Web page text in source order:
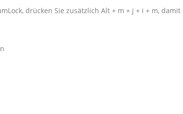
drücken Sie zusätzlich Alt + m + j + i + m, damit